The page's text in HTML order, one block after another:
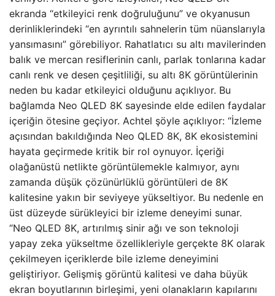
ekranda “etkileyici renk doğruluğunu” ve okyanusun
derinliklerindeki “en ayrıntılı sahnelerin tüm nüanslarıyla
yansımasını” görebiliyor. Rahatlatıcı su altı mavilerinden
balık ve mercan resiflerinin canlı, parlak tonlarına kadar
canlı renk ve desen çeşitliliği, su altı 8K görüntülerinin
neden bu kadar etkileyici olduğunu açıklıyor. Bu
bağlamda Neo QLED 8K sayesinde elde edilen faydalar
içeriğin ötesine geçiyor. Achtel şöyle açıklıyor: “İzleme
açısından bakıldığında Neo QLED 8K, 8K ekosistemini
hayata geçirmede kritik bir rol oynuyor. İçeriği
olağanüstü netlikte görüntülemekle kalmıyor, aynı
zamanda düşük çözünürlüklü görüntüleri de 8K
kalitesine yakın bir seviyeye yükseltiyor. Bu nedenle en
üst düzeyde sürükleyici bir izleme deneyimi sunar.
“Neo QLED 8K, artırılmış sinir ağı ve son teknoloji
yapay zeka yükseltme özellikleriyle gerçekte 8K olarak
çekilmeyen içeriklerde bile izleme deneyimini
geliştiriyor. Gelişmiş görüntü kalitesi ve daha büyük
ekran boyutlarının birleşimi, yeni olanakların kapılarını